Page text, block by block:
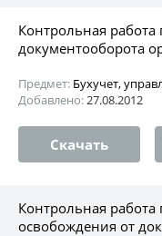
Контрольная
документооборота
Предмет: Бухучет,
Добавлено:27.08.2012
Скачать
Контрольная
освобождения от